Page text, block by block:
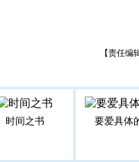
【责任编
时间之书 要爱具体